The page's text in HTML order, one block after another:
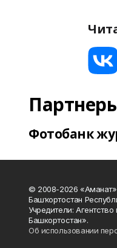
Фотобанк
© 2008-2026 «Аманат»
Башҡортостан
Учредители:
Башкортостан».
Об использовании